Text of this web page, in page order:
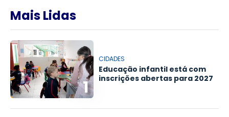
Mais Lidas
1
CIDADES
Educação infantil está com
inscrições abertas para 2027